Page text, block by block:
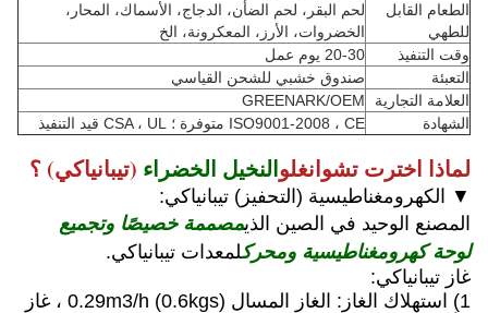
الطعام القابل
للطهي
لحم البقر، لحم الضأن، الدجاج، الأسماك، المحار،
الخضروات، الأرز، المعكرونة، الخ
وقت التنفيذ
20-30 يوم عمل
التعبئة
صندوق خشبي للشحن القياسي
العلامة التجارية
GREENARK/OEM
الشهادة
ISO9001-2008 ، CE متوفرة ؛ CSA ، UL قيد التنفيذ
لماذا اخترت تشوانغلوالنخيل الخضراء (تيبانياكي) ؟
▼ الكهرومغناطيسية (التحفيز) تيبانياكي:
المصنع الوحيد في الصين الذيمصممة خصيصًا وتجميع
لوحة كهرومغناطيسية ومحركلمعدات تيبانياكي.
غاز تيبانياكي:
1) استهلاك الغاز: الغاز المسال 0.29m3/h (0.6kgs) ، غاز